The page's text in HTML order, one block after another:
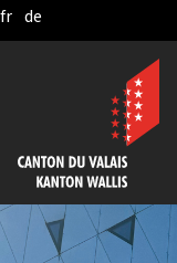
Skip to Main Content
fr de